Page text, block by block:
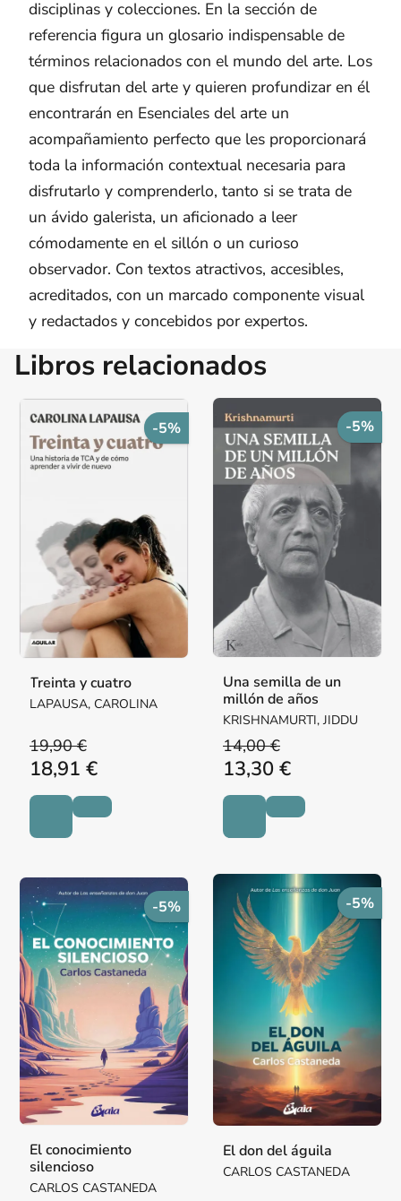
disciplinas y colecciones. En la sección de
referencia figura un glosario indispensable de
términos relacionados con el mundo del arte. Los
que disfrutan del arte y quieren profundizar en él
encontrarán en Esenciales del arte un
acompañamiento perfecto que les proporcionará
toda la información contextual necesaria para
disfrutarlo y comprenderlo, tanto si se trata de
un ávido galerista, un aficionado a leer
cómodamente en el sillón o un curioso
observador. Con textos atractivos, accesibles,
acreditados, con un marcado componente visual
y redactados y concebidos por expertos.
Libros relacionados
-5%
Treinta y cuatro
LAPAUSA, CAROLINA
19,90 €
18,91 €
-5%
Una semilla de un
millón de años
KRISHNAMURTI, JIDDU
14,00 €
13,30 €
-5%
El conocimiento
silencioso
CARLOS CASTANEDA
-5%
El don del águila
CARLOS CASTANEDA